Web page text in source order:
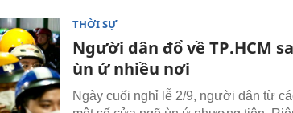
THỜI SỰ
Người dân đổ về TP.HCM
ùn ứ nhiều nơi
Ngày cuối nghỉ lễ 2/9, người dân từ